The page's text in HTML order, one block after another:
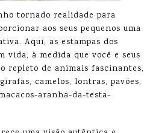
tornado realidade para
aos seus pequenos uma
Aqui, as estampas dos
vida, à medida que você e seus
repleto de animais fascinantes,
camelos, lontras, pavões,
aranha-da-testa-